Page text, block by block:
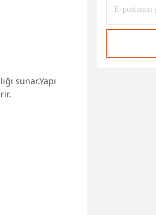
sunar.Yapı